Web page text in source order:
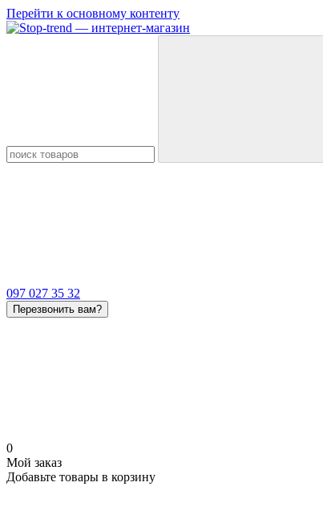
Перейти к основному контенту
097 027 35 32
Перезвонить вам?
0
Мой заказ
Добавьте товары в корзину